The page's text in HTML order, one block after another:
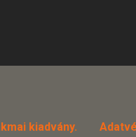
kiadvány.